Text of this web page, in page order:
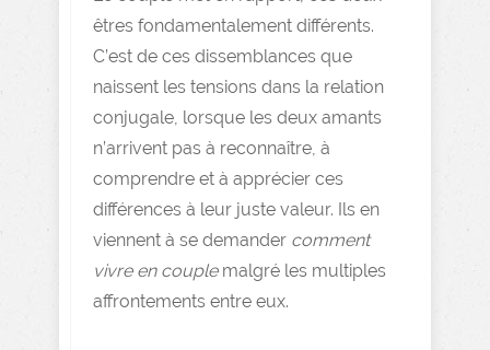
êtres fondamentalement différents.
C’est de ces dissemblances que
naissent les tensions dans la relation
conjugale, lorsque les deux amants
n’arrivent pas à reconnaître, à
comprendre et à apprécier ces
différences à leur juste valeur. Ils en
viennent à se demander comment
vivre en couplemalgré les multiples
affrontements entre eux.